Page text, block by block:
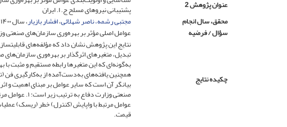
عنوان پژوهش 2
پشتیبانی نیروهای مسلح ج. ا. ایران
محقق، سال انجام
مجتبی رشمه‌،ناصر شهلائی،افشار بازیار، سال ۱۴۰۰
سؤال / فرضیه
عوامل اصلی مؤثر بر بهره‌وری سازمان‌های صنعتی
چکیده نتایج
نتایج این پژوهش نشان داد که مؤلفه‌های
تبدیل، متغیرهای اثرگذار بر بهره‌وری
به‌گونه‌ای که این متغیرها رابطه مستقیم و مثبت
همچنین یافته‌های به‌دست‌آمده از به‌کارگیری فن
بیانگر آن است که سایر عوامل بر مبنای اهمیت و
قیمت.